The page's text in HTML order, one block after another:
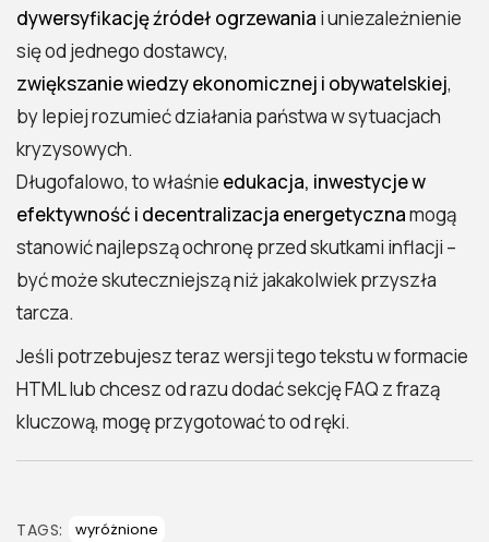
dywersyfikację źródeł ogrzewania i uniezależnienie
się od jednego dostawcy,
zwiększanie wiedzy ekonomicznej i obywatelskiej,
by lepiej rozumieć działania państwa w sytuacjach
kryzysowych.
Długofalowo, to właśnie edukacja, inwestycje w
efektywność i decentralizacja energetycznamogą
stanowić najlepszą ochronę przed skutkami inflacji –
być może skuteczniejszą niż jakakolwiek przyszła
tarcza.
Jeśli potrzebujesz teraz wersji tego tekstu w formacie
HTML lub chcesz od razu dodać sekcję FAQ z frazą
kluczową, mogę przygotować to od ręki.
TAGS: wyróżnione